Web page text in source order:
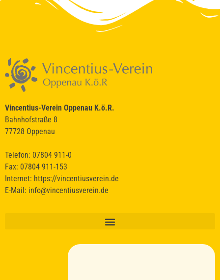
Vincentius-Verein Oppenau K.ö.R.
Bahnhofstraße 8
77728 Oppenau
Telefon: 07804 911-0
Fax: 07804 911-153
Internet: https://vincentiusverein.de
E-Mail: info@vincentiusverein.de
durch einen KI-Dienst zu.
Ich stimme zu